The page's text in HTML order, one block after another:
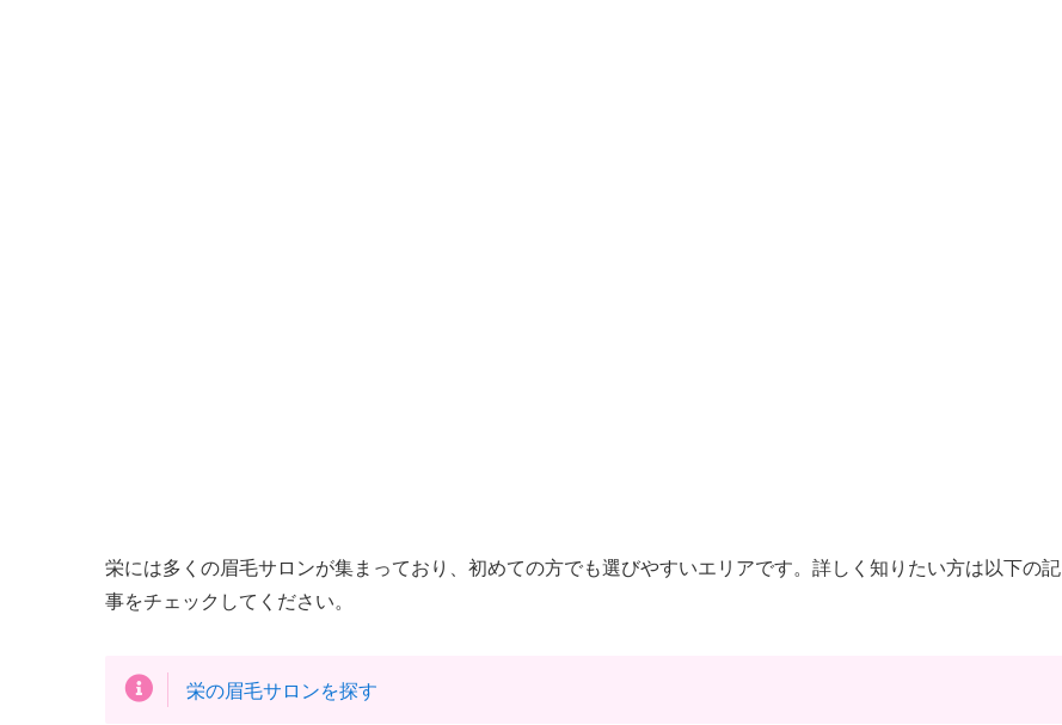
栄には多くの眉毛サロンが集まっており、初めての方でも選びやすいエリアです。詳しく知りたい方は以下の記
事をチェックしてください。
栄の眉毛サロンを探す